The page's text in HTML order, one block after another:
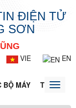
ĐIỆN TỬ
SƠN
VIE
EN
BỘ MÁY TIN TỨC -
Toggle